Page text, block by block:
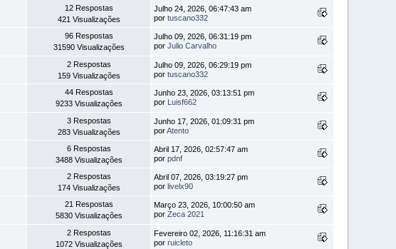
12 Respostas
421 Visualizações
Julho 24, 2026, 06:47:43 am
portuscano332
96 Respostas
31590 Visualizações
Julho 09, 2026, 06:31:19 pm
porJulio Carvalho
2 Respostas
159 Visualizações
Julho 09, 2026, 06:29:19 pm
portuscano332
44 Respostas
9233 Visualizações
Junho 23, 2026, 03:13:51 pm
por Luisf662
3 Respostas
283 Visualizações
Junho 17, 2026, 01:09:31 pm
porAtento
6 Respostas
3488 Visualizações
Abril 17, 2026, 02:57:47 am
porpdnf
2 Respostas
174 Visualizações
Abril 07, 2026, 03:19:27 pm
porlivelx90
21 Respostas
5830 Visualizações
Março 23, 2026, 10:00:50 am
porZeca 2021
2 Respostas
1072 Visualizações
Fevereiro 02, 2026, 11:16:31 am
porruicleto